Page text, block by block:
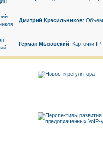
Дмитрий Красильников: Объем
Герман Мызовский: Карточки